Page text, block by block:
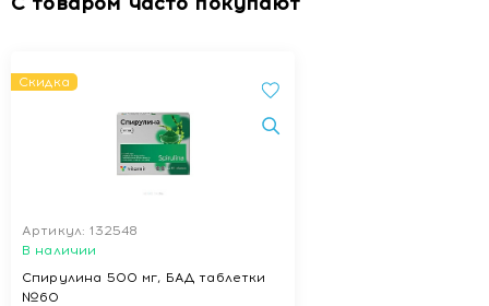
Скидка
Артикул: 132548
В наличии
Спирулина 500 мг, БАД таблетки
№60